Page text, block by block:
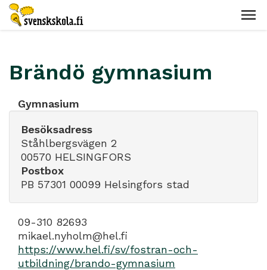
Brändö gymnasium
Gymnasium
Besöksadress
Ståhlbergsvägen 2
00570 HELSINGFORS
Postbox
PB 57301 00099 Helsingfors stad
09-310 82693
mikael.nyholm@hel.fi
https://www.hel.fi/sv/fostran-och-
utbildning/brando-gymnasium